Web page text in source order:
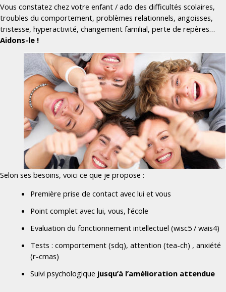
Vous constatez chez votre enfant / ado des difficultés scolaires,
troubles du comportement, problèmes relationnels, angoisses,
tristesse, hyperactivité, changement familial, perte de repères…
Aidons-le !
Selon ses besoins, voici ce que je propose :
Première prise de contact avec lui et vous
Point complet avec lui, vous, l’école
Evaluation du fonctionnement intellectuel (wisc5 / wais4)
Tests : comportement (sdq), attention (tea-ch) , anxiété
(r-cmas)
Suivi psychologique jusqu’à l’amélioration attendue